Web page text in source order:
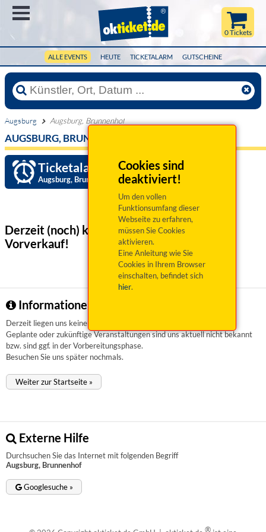
ALLE EVENTS HEUTE TICKETALARM GUTSCHEINE
0 Tickets
Cookies sind
deaktiviert!
Um den vollen
Funktionsumfang dieser
Webseite zu erfahren,
müssen Sie Cookies
aktivieren.
Eine Anleitung wie Sie
Cookies in Ihrem Browser
einschalten, befindet sich
hier.
Augsburg Augsburg, Brunnenhof
AUGSBURG, BRUNNENHOF
Ticketalarm einrichten »
Augsburg, Brunnenhof
Derzeit (noch) keine Veranstaltungen
Vorverkauf!
Informationen zu Augsburg, Brunnenhof
Derzeit liegen uns keinerlei Informationen vor.
Geplante oder zukünftige Veranstaltungen sind uns aktuell nicht bekannt
bzw. sind ggf. in der Vorbereitungsphase.
Besuchen Sie uns später nochmals.
Weiter zur Startseite »
Externe Hilfe
Durchsuchen Sie das Internet mit folgenden Begriff
Augsburg, Brunnenhof
Googlesuche »
®